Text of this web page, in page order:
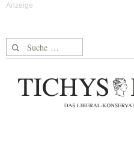
Suche nach: